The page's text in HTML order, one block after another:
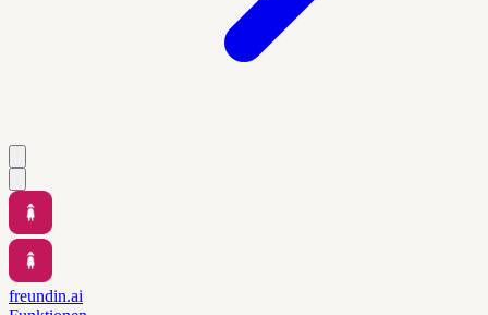
freundin.ai